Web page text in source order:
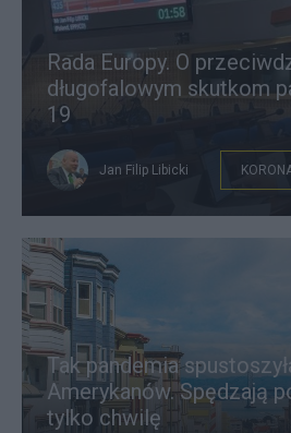
Rada Europy. O
długofalowym skutkom
19
Jan Filip Libicki
Tak pandemia
Amerykanów. Spędzają
tylko chwilę